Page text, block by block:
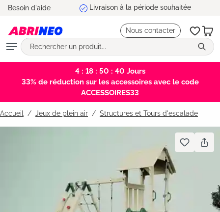
principal
Besoin d'aide 5 ans de garantie
Nous contacter
4 : 18 : 50 : 39Jours
33% de réduction sur les accessoires avec le code
ACCESSOIRES33
Accueil Jeux de plein air / Structures et Tours d'escalade